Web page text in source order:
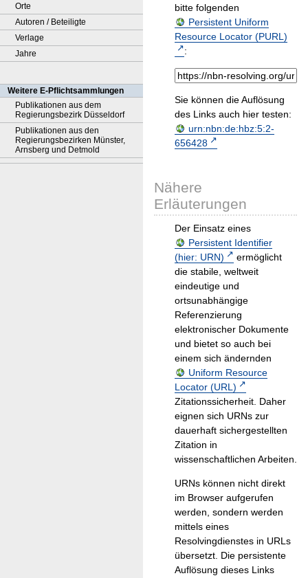
Orte
Autoren / Beteiligte
Verlage
Jahre
Weitere E-Pflichtsammlungen
Publikationen aus dem
Regierungsbezirk Düsseldorf
Publikationen aus den
Regierungsbezirken Münster,
Arnsberg und Detmold
bitte folgenden
Persistent Uniform
Resource Locator (PURL)
:
Sie können die Auflösung
des Links auch hier testen:
urn:nbn:de:hbz:5:2-
656428
Nähere
Erläuterungen
Der Einsatz eines
Persistent Identifier
(hier: URN)
ermöglicht
die stabile, weltweit
eindeutige und
ortsunabhängige
Referenzierung
elektronischer Dokumente
und bietet so auch bei
einem sich ändernden
Uniform Resource
Locator (URL)
Zitationssicherheit. Daher
eignen sich URNs zur
dauerhaft sichergestellten
Zitation in
wissenschaftlichen Arbeiten.
URNs können nicht direkt
im Browser aufgerufen
werden, sondern werden
mittels eines
Resolvingdienstes in URLs
übersetzt. Die persistente
Auflösung dieses Links